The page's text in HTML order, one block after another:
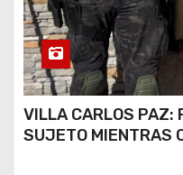
VILLA CARLOS PAZ:
SUJETO MIENTRAS